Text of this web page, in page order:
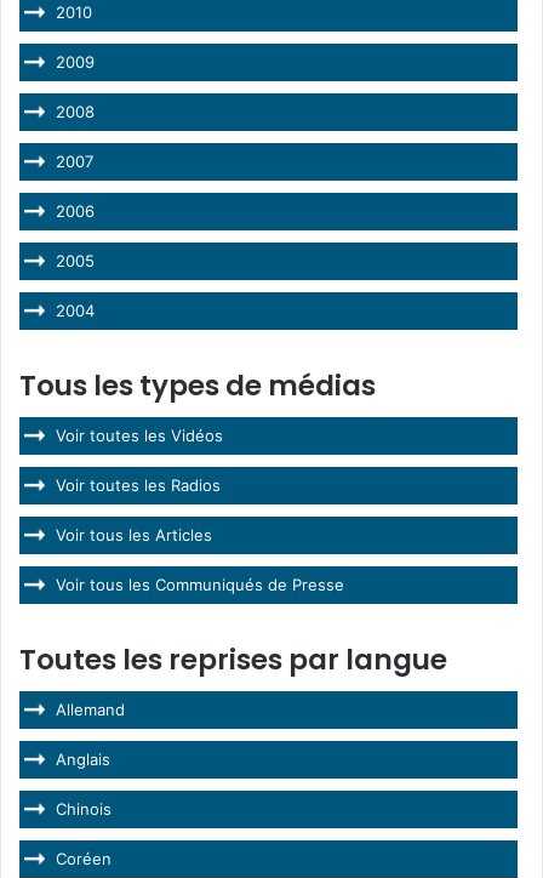
2010
2009
2008
2007
2006
2005
2004
Tous les types de médias
Voir toutes les Vidéos
Voir toutes les Radios
Voir tous les Articles
Voir tous les Communiqués de Presse
Toutes les reprises par langue
Allemand
Anglais
Chinois
Coréen